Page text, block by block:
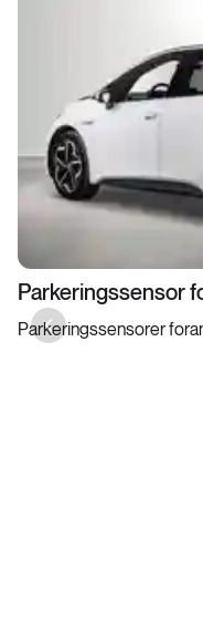
Parkeringssensor
Parkeringssensorer
Previous slide